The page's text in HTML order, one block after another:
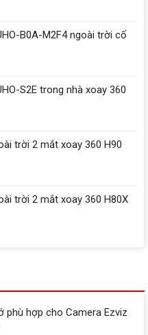
B0A-M2F4 ngoài trời cố
S2E trong nhà xoay 360
trời 2 mắt xoay 360 H90
trời 2 mắt xoay 360 H80X
phù hợp cho Camera Ezviz